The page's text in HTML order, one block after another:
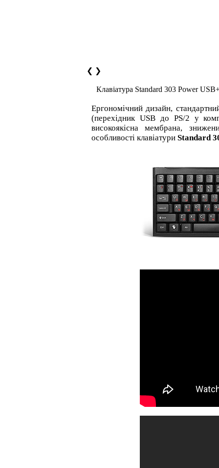
❮ ❯
Клавіатура Standard 303 Power
Ергономічний дизайн,
(перехідник USB до PS/2 у
високоякісна мембрана,
особливості клавіатури Standard